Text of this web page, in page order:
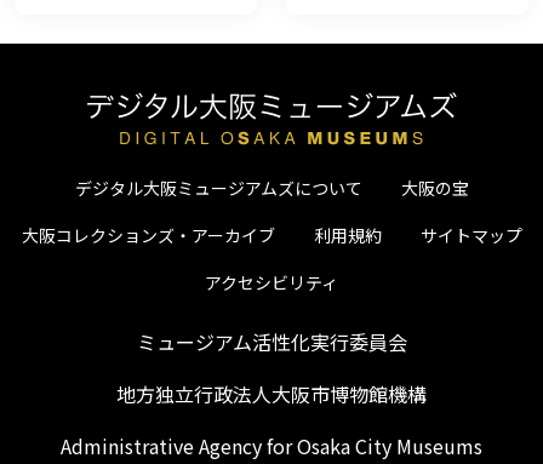
デジタル大阪ミュージアムズについて
大阪の宝
大阪コレクションズ・アーカイブ
利用規約
サイトマップ
アクセシビリティ
ミュージアム活性化実行委員会
地方独立行政法人大阪市博物館機構
Administrative Agency for Osaka City Museums